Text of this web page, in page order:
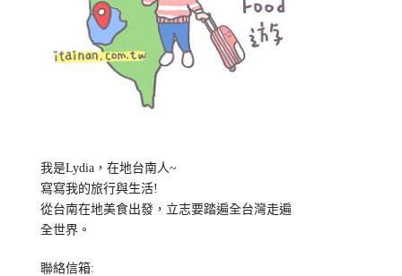
我是Lydia，在地台南人~
寫寫我的旅行與生活!
從台南在地美食出發，立志要踏遍全台灣走遍
全世界。
聯絡信箱: